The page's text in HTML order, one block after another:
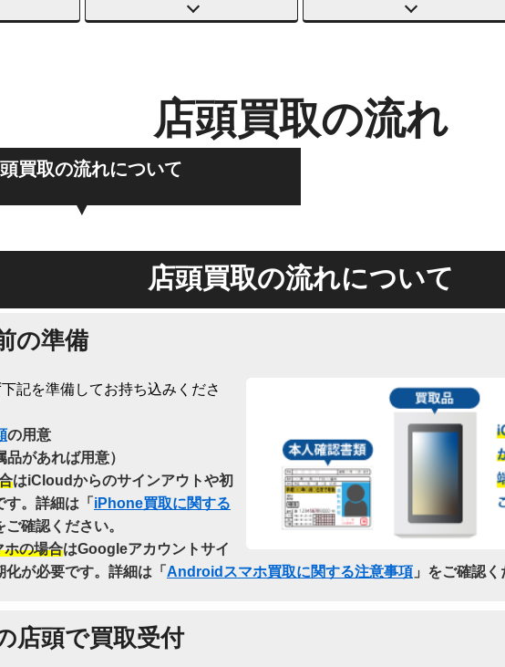
店頭買取の流れ
買取の流れについて
店頭買取の流れについて
の準備
記を準備してお持ち込みくださ
の用意
品があれば用意）
はiCloudからのサインアウトや初
。詳細は「 iPhone買取に関する
ご確認ください。
の場合はGoogleアカウントサイ
化が必要です。詳細は「 Androidスマホ買取に関する注意事項 」をご確認
店頭で買取受付